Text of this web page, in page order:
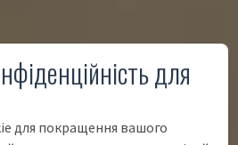
для
для покращення вашого